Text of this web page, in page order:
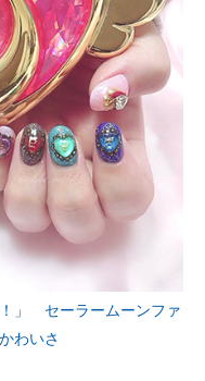
！」 セーラームーンファ
わいさ